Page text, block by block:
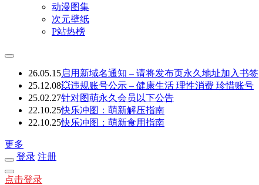
动漫图集
次元壁纸
P站热榜
26.05.15启用新域名通知 – 请将发布页永久地址加入书签
25.12.08💥违规账号公示 – 健康生活 理性消费 珍惜账号
25.02.27针对图萌永久会员以下公告
22.10.25快乐冲图：萌新解压指南
22.10.25快乐冲图：萌新食用指南
更多
登录 注册
点击登录